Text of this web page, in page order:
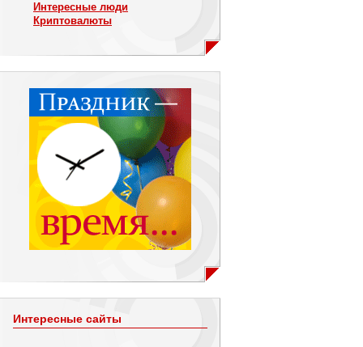
Интересные люди
Криптовалюты
Интересные сайты